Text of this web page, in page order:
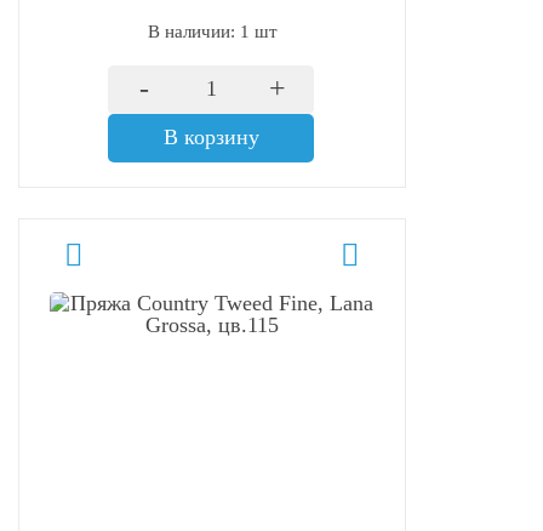
В наличии: 1 шт
- +
В корзину